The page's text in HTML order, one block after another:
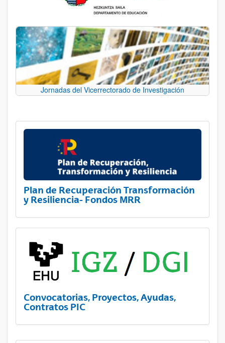
Jornadas del Vicerrectorado de Investigación
Plan de Recuperación Transformación
y Resiliencia- Fondos MRR
Convocatorias, Proyectos, Ayudas,
Contratos PIC